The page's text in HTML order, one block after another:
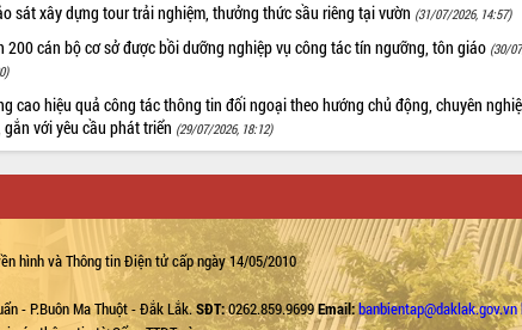
sát xây dựng tour trải nghiệm, thưởng thức sầu riêng tại vườn (31/07/2026, 14:57)
200 cán bộ cơ sở được bồi dưỡng nghiệp vụ công tác tín ngưỡng, tôn giáo (30/
cao hiệu quả công tác thông tin đối ngoại theo hướng chủ động, chuyên
gắn với yêu cầu phát triển (29/07/2026, 18:12)
hình và Thông tin Điện tử cấp ngày 14/05/2010
- P.Buôn Ma Thuột - Đắk Lắk.SĐT:0262.859.9699Email: